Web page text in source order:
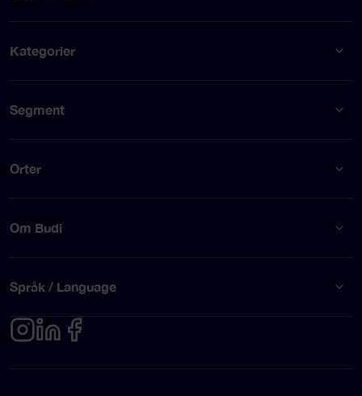
Kategorier
Segment
Orter
Om Budi
Språk / Language